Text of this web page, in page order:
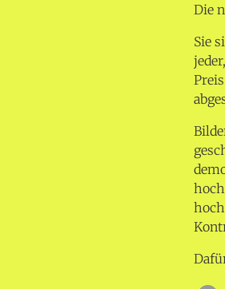
Die
Sie